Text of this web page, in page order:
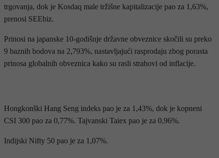
trgovanja, dok je Kosdaq male tržišne kapitalizacije pao za 1,63%,
prenosi SEEbiz.
Prinosi na japanske 10-godišnje državne obveznice skočili su preko
9 baznih bodova na 2,793%, nastavljajući rasprodaju zbog porasta
prinosa globalnih obveznica kako su rasli strahovi od inflacije.
Hongkonški Hang Seng indeks pao je za 1,43%, dok je kopneni
CSI 300 pao za 0,77%. Tajvanski Taiex pao je za 0,96%.
Indijski Nifty 50 pao je za 1,07%.